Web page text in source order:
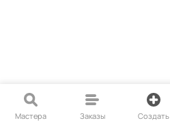
Мастера Заказы Создать